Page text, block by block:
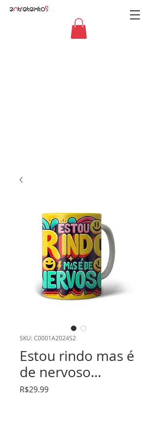
SKU: C0001A2024S2
Estou rindo mas é
de nervoso...
R$29.99Price